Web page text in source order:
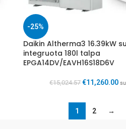
-25%
Daikin Altherma3 16.39kW su
integruota 180l talpa
EPGA14DV/EAVH16S18D6V
€15,024.57 €11,260.00
1 2 →